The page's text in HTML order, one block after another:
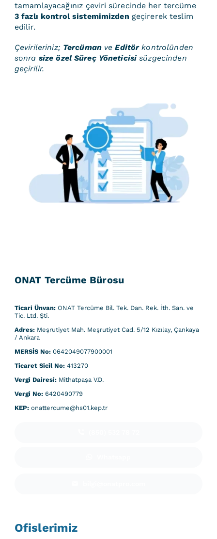
tamamlayacağınız çeviri sürecinde her tercüme
3 fazlı kontrol sistemimizden geçirerek teslim
edilir.
Çevirileriniz; TercümanveEditörkontrolünden
sonra size özel Süreç Yöneticisisüzgecinden
geçirilir.
ONAT Tercüme Bürosu
Ticari Ünvan:ONAT Tercüme Bil. Tek. Dan. Rek. İth. San. ve
Tic. Ltd. Şti.
Adres:Meşrutiyet Mah. Meşrutiyet Cad. 5/12 Kızılay, Çankaya
/ Ankara
MERSİS No:0642049077900001
Ticaret Sicil No:413270
Vergi Dairesi:Mithatpaşa V.D.
Vergi No:6420490779
KEP:onattercume@hs01.kep.tr
Ofislerimiz